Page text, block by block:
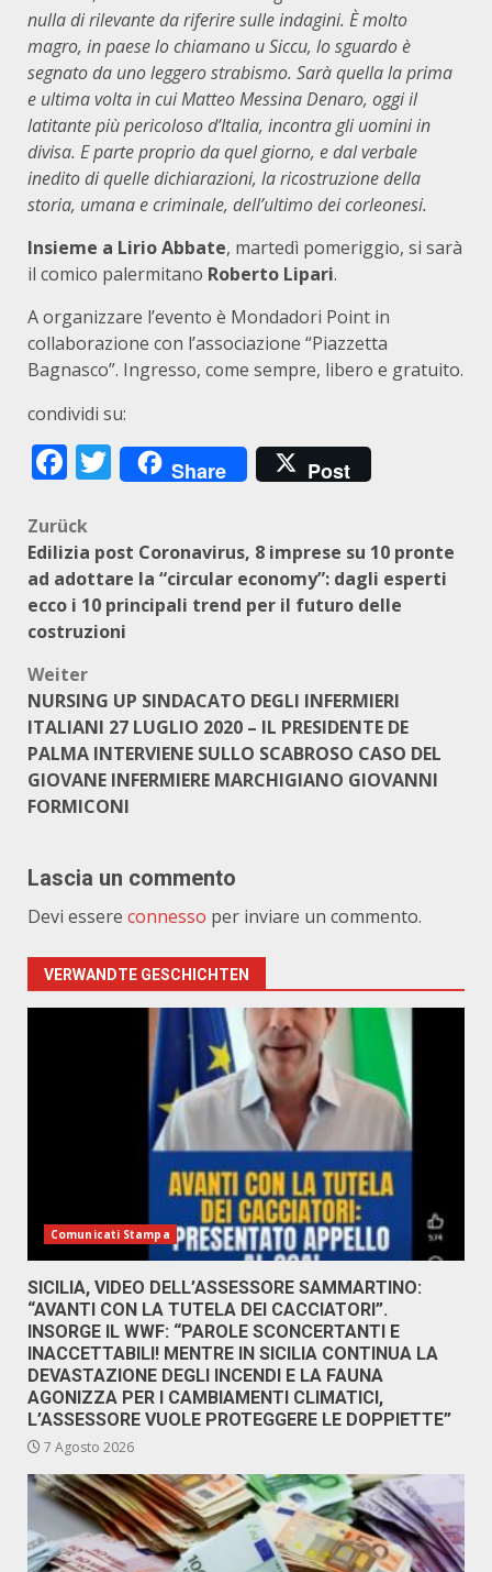
nulla di rilevante da riferire sulle indagini. È molto
magro, in paese lo chiamano u Siccu, lo sguardo è
segnato da uno leggero strabismo. Sarà quella la prima
e ultima volta in cui Matteo Messina Denaro, oggi il
latitante più pericoloso d’Italia, incontra gli uomini in
divisa. E parte proprio da quel giorno, e dal verbale
inedito di quelle dichiarazioni, la ricostruzione della
storia, umana e criminale, dell’ultimo dei corleonesi.
Insieme a Lirio Abbate, martedì pomeriggio, si sarà
il comico palermitano Roberto Lipari.
A organizzare l’evento è Mondadori Point in
collaborazione con l’associazione “Piazzetta
Bagnasco”. Ingresso, come sempre, libero e gratuito.
condividi su:
Facebook
Twitter
Share Post
Beitragsnavigation
Zurück
Edilizia post Coronavirus, 8 imprese su 10 pronte
ad adottare la “circular economy”: dagli esperti
ecco i 10 principali trend per il futuro delle
costruzioni
Weiter
NURSING UP SINDACATO DEGLI INFERMIERI
ITALIANI 27 LUGLIO 2020 – IL PRESIDENTE DE
PALMA INTERVIENE SULLO SCABROSO CASO DEL
GIOVANE INFERMIERE MARCHIGIANO GIOVANNI
FORMICONI
Lascia un commento
Devi essere connesso per inviare un commento.
VERWANDTE GESCHICHTEN
Comunicati Stampa
SICILIA, VIDEO DELL’ASSESSORE SAMMARTINO:
“AVANTI CON LA TUTELA DEI CACCIATORI”.
INSORGE IL WWF: “PAROLE SCONCERTANTI E
INACCETTABILI! MENTRE IN SICILIA CONTINUA LA
DEVASTAZIONE DEGLI INCENDI E LA FAUNA
AGONIZZA PER I CAMBIAMENTI CLIMATICI,
L’ASSESSORE VUOLE PROTEGGERE LE DOPPIETTE”
7 Agosto 2026